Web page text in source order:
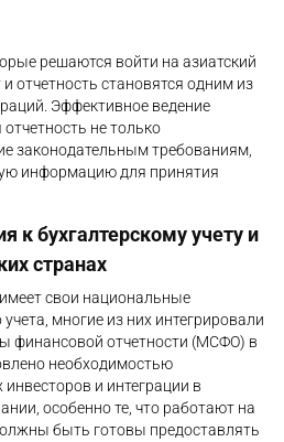
решаются войти на азиатский
и отчетность становятся одним из
Эффективное ведение
не только
законодательным требованиям,
информацию для принятия
к бухгалтерскому учету и
странах
свои национальные
многие из них интегрировали
финансовой отчетности (МСФО) в
необходимостью
и интеграции в
особенно те, что работают на
быть готовы предоставлять